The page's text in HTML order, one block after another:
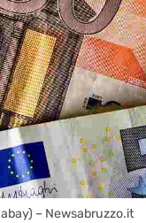
– Newsabruzzo.it